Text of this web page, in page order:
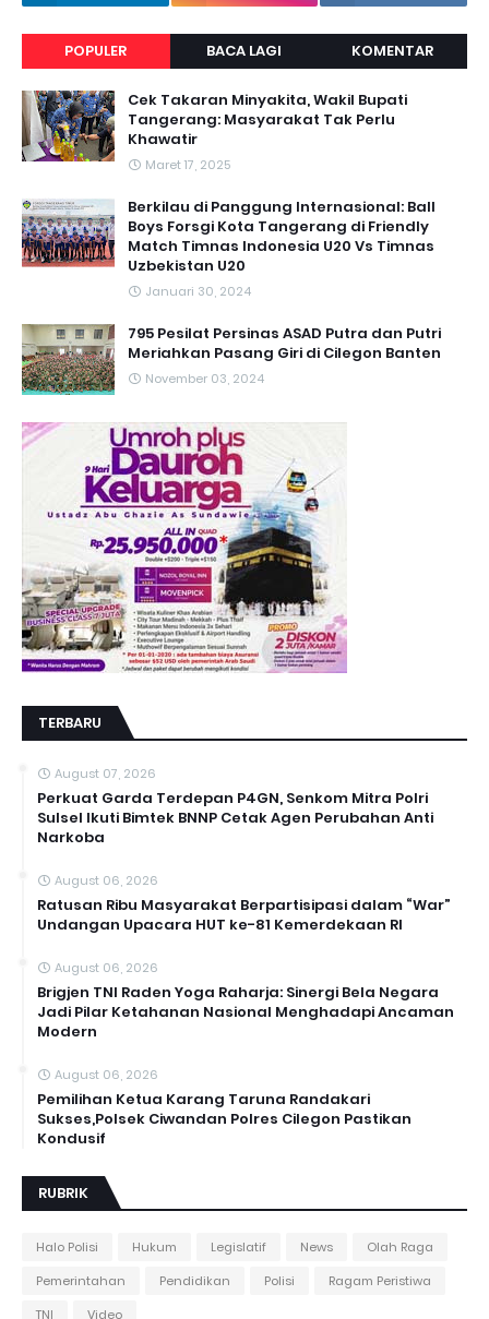
POPULER BACA LAGI KOMENTAR
Cek Takaran Minyakita, Wakil Bupati
Tangerang: Masyarakat Tak Perlu
Khawatir
Maret 17, 2025
Berkilau di Panggung Internasional: Ball
Boys Forsgi Kota Tangerang di Friendly
Match Timnas Indonesia U20 Vs Timnas
Uzbekistan U20
Januari 30, 2024
795 Pesilat Persinas ASAD Putra dan Putri
Meriahkan Pasang Giri di Cilegon Banten
November 03, 2024
TERBARU
August 07, 2026
Perkuat Garda Terdepan P4GN, Senkom Mitra Polri
Sulsel Ikuti Bimtek BNNP Cetak Agen Perubahan Anti
Narkoba
August 06, 2026
Ratusan Ribu Masyarakat Berpartisipasi dalam “War”
Undangan Upacara HUT ke-81 Kemerdekaan RI
August 06, 2026
Brigjen TNI Raden Yoga Raharja: Sinergi Bela Negara
Jadi Pilar Ketahanan Nasional Menghadapi Ancaman
Modern
August 06, 2026
Pemilihan Ketua Karang Taruna Randakari
Sukses,Polsek Ciwandan Polres Cilegon Pastikan
Kondusif
RUBRIK
Halo Polisi Hukum Legislatif News
Olah Raga
Pemerintahan
Pendidikan Polisi
Ragam Peristiwa
TNI
Video